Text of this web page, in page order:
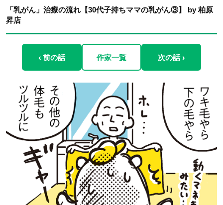
「乳がん」治療の流れ【30代子持ちママの乳がん③】 by 柏原
昇店
‹ 前の話 作家一覧 次の話 ›